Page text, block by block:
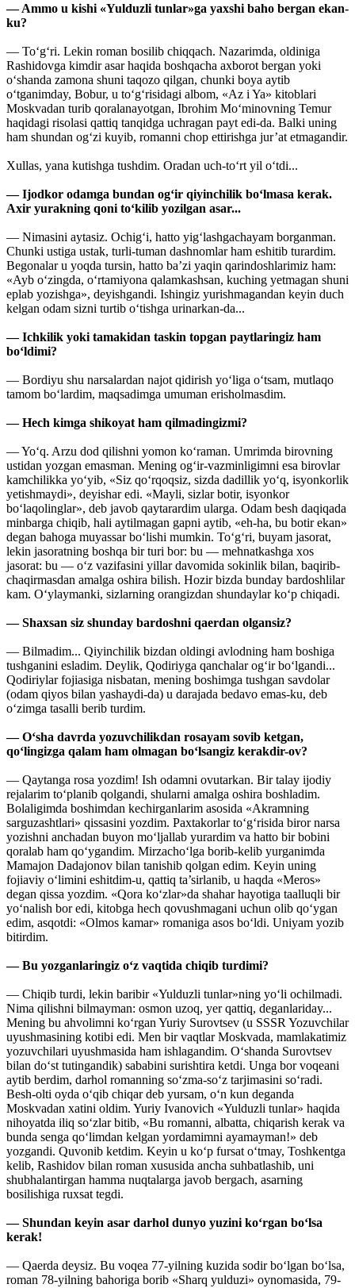
— Ammo u kishi «Yulduzli tunlar»ga yaxshi baho bergan ekan-
ku?
— To‘g‘ri. Lekin roman bosilib chiqqach. Nazarimda, oldiniga
Rashidovga kimdir asar haqida boshqacha axborot bergan yoki
o‘shanda zamona shuni taqozo qilgan, chunki boya aytib
o‘tganimday, Bobur, u to‘g‘risidagi albom, «Az i Ya» kitoblari
Moskvadan turib qoralanayotgan, Ibrohim Mo‘minovning Temur
haqidagi risolasi qattiq tanqidga uchragan payt edi-da. Balki uning
ham shundan og‘zi kuyib, romanni chop ettirishga jur’at etmagandir.
Xullas, yana kutishga tushdim. Oradan uch-to‘rt yil o‘tdi...
— Ijodkor odamga bundan og‘ir qiyinchilik bo‘lmasa kerak.
Axir yurakning qoni to‘kilib yozilgan asar...
— Nimasini aytasiz. Ochig‘i, hatto yig‘lashgachayam borganman.
Chunki ustiga ustak, turli-tuman dashnomlar ham eshitib turardim.
Begonalar u yoqda tursin, hatto ba’zi yaqin qarindoshlarimiz ham:
«Ayb o‘zingda, o‘rtamiyona qalamkashsan, kuching yetmagan shuni
eplab yozishga», deyishgandi. Ishingiz yurishmagandan keyin duch
kelgan odam sizni turtib o‘tishga urinarkan-da...
— Ichkilik yoki tamakidan taskin topgan paytlaringiz ham
bo‘ldimi?
— Bordiyu shu narsalardan najot qidirish yo‘liga o‘tsam, mutlaqo
tamom bo‘lardim, maqsadimga umuman erisholmasdim.
— Hech kimga shikoyat ham qilmadingizmi?
— Yo‘q. Arzu dod qilishni yomon ko‘raman. Umrimda birovning
ustidan yozgan emasman. Mening og‘ir-vazminligimni esa birovlar
kamchilikka yo‘yib, «Siz qo‘rqoqsiz, sizda dadillik yo‘q, isyonkorlik
yetishmaydi», deyishar edi. «Mayli, sizlar botir, isyonkor
bo‘laqolinglar», deb javob qaytarardim ularga. Odam besh daqiqada
minbarga chiqib, hali aytilmagan gapni aytib, «eh-ha, bu botir ekan»
degan bahoga muyassar bo‘lishi mumkin. To‘g‘ri, buyam jasorat,
lekin jasoratning boshqa bir turi bor: bu — mehnatkashga xos
jasorat: bu — o‘z vazifasini yillar davomida sokinlik bilan, baqirib-
chaqirmasdan amalga oshira bilish. Hozir bizda bunday bardoshlilar
kam. O‘ylaymanki, sizlarning orangizdan shundaylar ko‘p chiqadi.
— Shaxsan siz shunday bardoshni qaerdan olgansiz?
— Bilmadim... Qiyinchilik bizdan oldingi avlodning ham boshiga
tushganini esladim. Deylik, Qodiriyga qanchalar og‘ir bo‘lgandi...
Qodiriylar fojiasiga nisbatan, mening boshimga tushgan savdolar
(odam qiyos bilan yashaydi-da) u darajada bedavo emas-ku, deb
o‘zimga tasalli berib turdim.
— O‘sha davrda yozuvchilikdan rosayam sovib ketgan,
qo‘lingizga qalam ham olmagan bo‘lsangiz kerakdir-ov?
— Qaytanga rosa yozdim! Ish odamni ovutarkan. Bir talay ijodiy
rejalarim to‘planib qolgandi, shularni amalga oshira boshladim.
Bolaligimda boshimdan kechirganlarim asosida «Akramning
sarguzashtlari» qissasini yozdim. Paxtakorlar to‘g‘risida biror narsa
yozishni anchadan buyon mo‘ljallab yurardim va hatto bir bobini
qoralab ham qo‘ygandim. Mirzacho‘lga borib-kelib yurganimda
Mamajon Dadajonov bilan tanishib qolgan edim. Keyin uning
fojiaviy o‘limini eshitdim-u, qattiq ta’sirlanib, u haqda «Meros»
degan qissa yozdim. «Qora ko‘zlar»da shahar hayotiga taalluqli bir
yo‘nalish bor edi, kitobga hech qovushmagani uchun olib qo‘ygan
edim, asqotdi: «Olmos kamar» romaniga asos bo‘ldi. Uniyam yozib
bitirdim.
— Bu yozganlaringiz o‘z vaqtida chiqib turdimi?
— Chiqib turdi, lekin baribir «Yulduzli tunlar»ning yo‘li ochilmadi.
Nima qilishni bilmayman: osmon uzoq, yer qattiq, deganlariday...
Mening bu ahvolimni ko‘rgan Yuriy Surovtsev (u SSSR Yozuvchilar
uyushmasining kotibi edi. Men bir vaqtlar Moskvada, mamlakatimiz
yozuvchilari uyushmasida ham ishlagandim. O‘shanda Surovtsev
bilan do‘st tutingandik) sababini surishtira ketdi. Unga bor voqeani
aytib berdim, darhol romanning so‘zma-so‘z tarjimasini so‘radi.
Besh-olti oyda o‘qib chiqar deb yursam, o‘n kun deganda
Moskvadan xatini oldim. Yuriy Ivanovich «Yulduzli tunlar» haqida
nihoyatda iliq so‘zlar bitib, «Bu romanni, albatta, chiqarish kerak va
bunda senga qo‘limdan kelgan yordamimni ayamayman!» deb
yozgandi. Quvonib ketdim. Keyin u ko‘p fursat o‘tmay, Toshkentga
kelib, Rashidov bilan roman xususida ancha suhbatlashib, uni
shubhalantirgan hamma nuqtalarga javob bergach, asarning
bosilishiga ruxsat tegdi.
— Shundan keyin asar darhol dunyo yuzini ko‘rgan bo‘lsa
kerak!
— Qaerda deysiz. Bu voqea 77-yilning kuzida sodir bo‘lgan bo‘lsa,
roman 78-yilning bahoriga borib «Sharq yulduzi» oynomasida, 79-